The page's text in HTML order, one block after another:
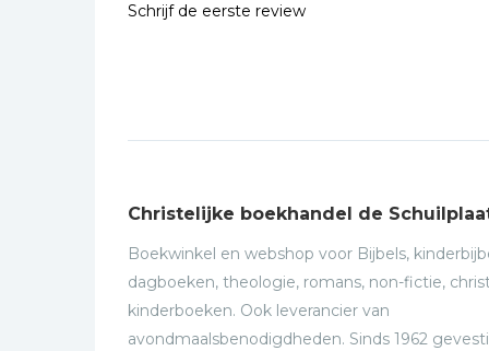
Schrijf de eerste review
Christelijke boekhandel de
Boekwinkel en webshop voor Bijbels,
dagboeken, theologie, romans, non-fictie,
kinderboeken. Ook leverancier van
avondmaalsbenodigdheden. Sinds 1962